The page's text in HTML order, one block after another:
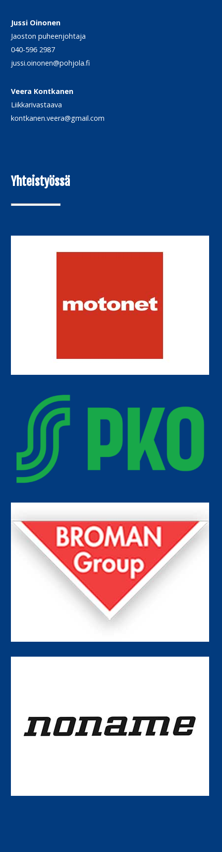
Jussi Oinonen
Jaoston puheenjohtaja
040-596 2987
jussi.oinonen@pohjola.fi
Veera Kontkanen
Liikkarivastaava
kontkanen.veera@gmail.com
Yhteistyössä